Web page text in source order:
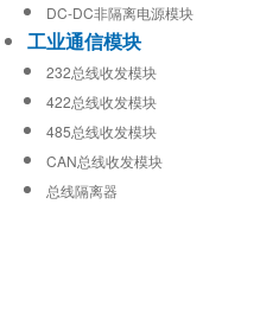
DC-DC非隔离电源模块
工业通信模块
232总线收发模块
422总线收发模块
485总线收发模块
CAN总线收发模块
总线隔离器